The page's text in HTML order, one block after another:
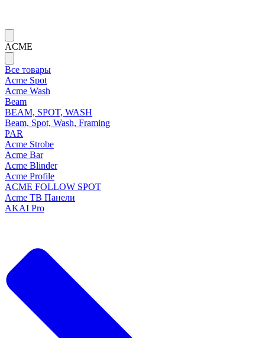
ACME
Все товары
Acme Spot
Acme Wash
Beam
BEAM, SPOT, WASH
Beam, Spot, Wash, Framing
PAR
Acme Strobe
Acme Bar
Acme Blinder
Acme Profile
ACME FOLLOW SPOT
Acme ТВ Панели
AKAI Pro